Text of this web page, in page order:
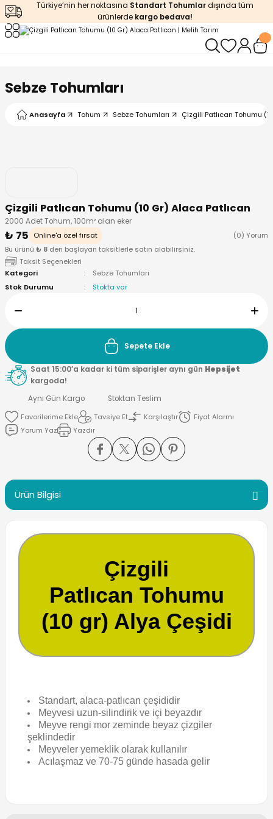
Türkiye’nin her noktasına Standart Tohumlardışında tüm
ürünlerde kargo bedava!
Sebze Tohumları
Anasayfa Tohum Sebze Tohumları Çizgili Patlıcan Tohumu
Çizgili Patlıcan Tohumu (10 Gr) Alaca Patlıcan
2000 Adet Tohum, 100m² alan eker
₺ 75 Online'a özel fırsat
(0) Yorum
Bu ürünü ₺ 8 den başlayan taksitlerle satın alabilirsiniz.
Taksit Seçenekleri
Kategori
Sebze Tohumları
Stok Durumu
Stokta var
Sepete Ekle
Saat 15:00’a kadar ki tüm siparişler aynı gün Hepsijet
kargoda!
Aynı Gün Kargo
Stoktan Teslim
Tavsiye Et
Karşılaştır
Fiyat Alarmı
Yorum Yaz
Yazdır
Ürün Bilgisi
Çizgili
Patlıcan Tohumu
(10 gr) Alya Çeşidi
Standart, alaca-patlıcan çeşididir
Meyvesi uzun-silindirik ve içi beyazdır
Meyve rengi mor zeminde beyaz çizgiler
şeklindedir
Meyveler yemeklik olarak kullanılır
Acılaşmaz ve 70-75 günde hasada gelir
Geri Dön
Geri Dön
Geri Dön
Geri Dön
Ürünleri
Geri Dön
Asit